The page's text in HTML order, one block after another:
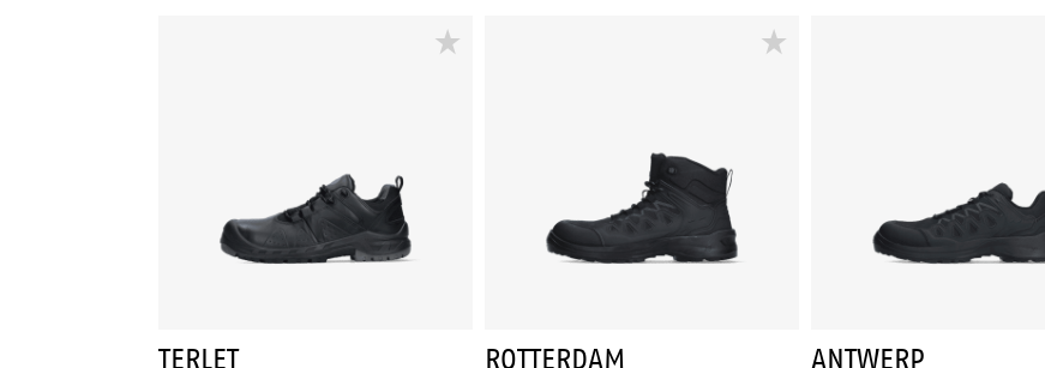
TERLET ROTTERDAM ANTWERP